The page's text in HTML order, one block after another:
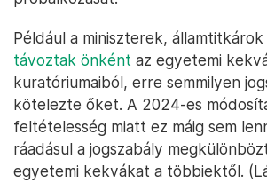
Például a miniszterek, államtitkárok
távoztak önként az egyetemi
kuratóriumaiból, erre semmilyen
kötelezte őket. A 2024-es
feltételesség miatt ez máig sem
ráadásul a jogszabály
egyetemi kekvákat a többiektől.